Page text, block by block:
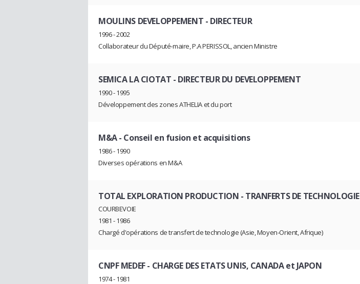
MOULINS DEVELOPPEMENT - DIRECTEUR
1996 - 2002
Collaborateur du Député-maire, P.A PERISSOL, ancien Ministre
SEMICA LA CIOTAT - DIRECTEUR DU DEVELOPPEMENT
1990 - 1995
Développement des zones ATHELIA et du port
M&A- Conseil en fusion et acquisitions
1986 - 1990
Diverses opérations en M&A
TOTAL EXPLORATION PRODUCTION - TRANFERTS DE TECHNOLOGIE
COURBEVOIE
1981 - 1986
Chargé d'opérations de transfert de technologie (Asie, Moyen-Orient, Afrique)
CNPF MEDEF- CHARGE DES ETATS UNIS, CANADA et JAPON
1974 - 1981